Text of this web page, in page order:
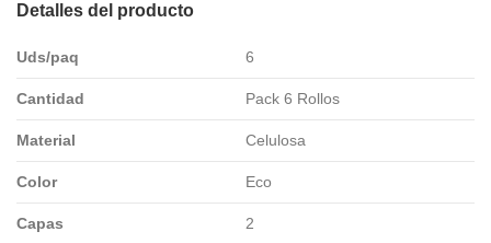
Detalles del producto
Uds/paq 6
Cantidad Pack 6 Rollos
Material Celulosa
Color Eco
Capas 2